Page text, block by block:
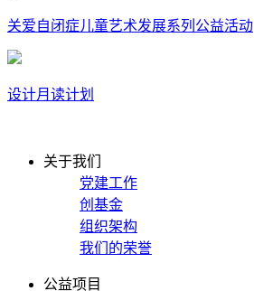
关爱自闭症儿童艺术发展系列公益活动
设计月读计划
关于我们
党建工作
创基金
组织架构
我们的荣誉
公益项目